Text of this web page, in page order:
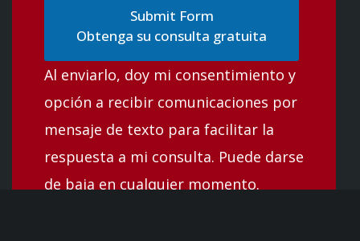
Obtenga su consulta gratuita
Al enviarlo, doy mi consentimiento y
opción a recibir comunicaciones por
mensaje de texto para facilitar la
respuesta a mi consulta. Puede darse
de baja en cualquier momento.